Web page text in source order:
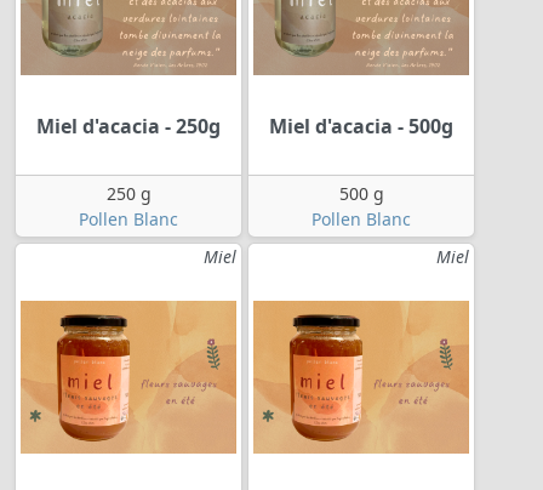
Miel d'acacia - 250g
250 g
Pollen Blanc
Miel d'acacia - 500g
500 g
Pollen Blanc
Miel
Miel